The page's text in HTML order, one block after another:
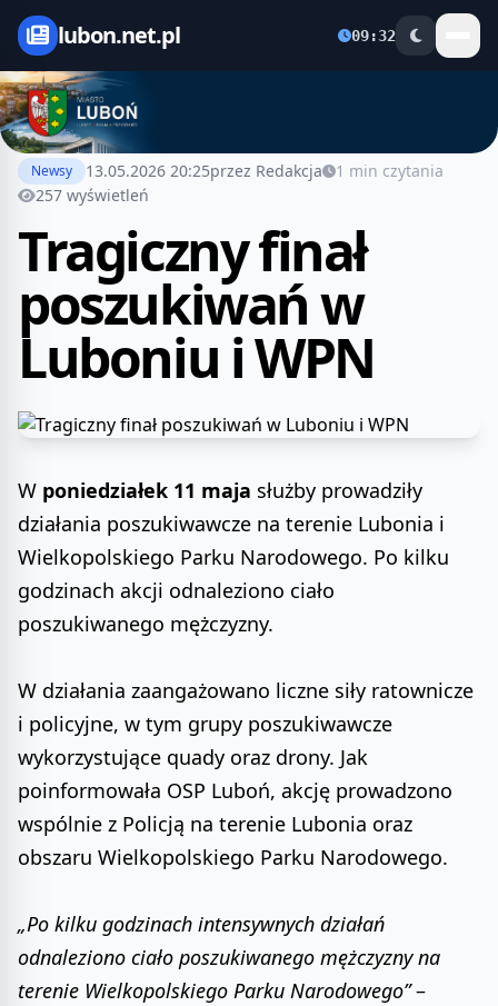
lubon.net.pl 09:32
Newsy 13.05.2026 20:25przez Redakcja
1 min czytania
257 wyświetleń
Tragiczny finał
poszukiwań w
Luboniu i WPN
W poniedziałek 11 maja służby prowadziły
działania poszukiwawcze na terenie Lubonia i
Wielkopolskiego Parku Narodowego. Po kilku
godzinach akcji odnaleziono ciało
poszukiwanego mężczyzny.
W działania zaangażowano liczne siły ratownicze
i policyjne, w tym grupy poszukiwawcze
wykorzystujące quady oraz drony. Jak
poinformowała OSP Luboń, akcję prowadzono
wspólnie z Policją na terenie Lubonia oraz
obszaru Wielkopolskiego Parku Narodowego.
„Po kilku godzinach intensywnych działań
odnaleziono ciało poszukiwanego mężczyzny na
terenie Wielkopolskiego Parku Narodowego”–